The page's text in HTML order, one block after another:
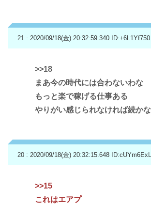
21 : 2020/09/18(金) 20:32:59.340 ID:+6L1Yf750
>>18
まあ今の時代には合わないわな
もっと楽で稼げる仕事ある
やりがい感じられなければ続か
20 : 2020/09/18(金) 20:32:15.648
>>15
これはエアプ